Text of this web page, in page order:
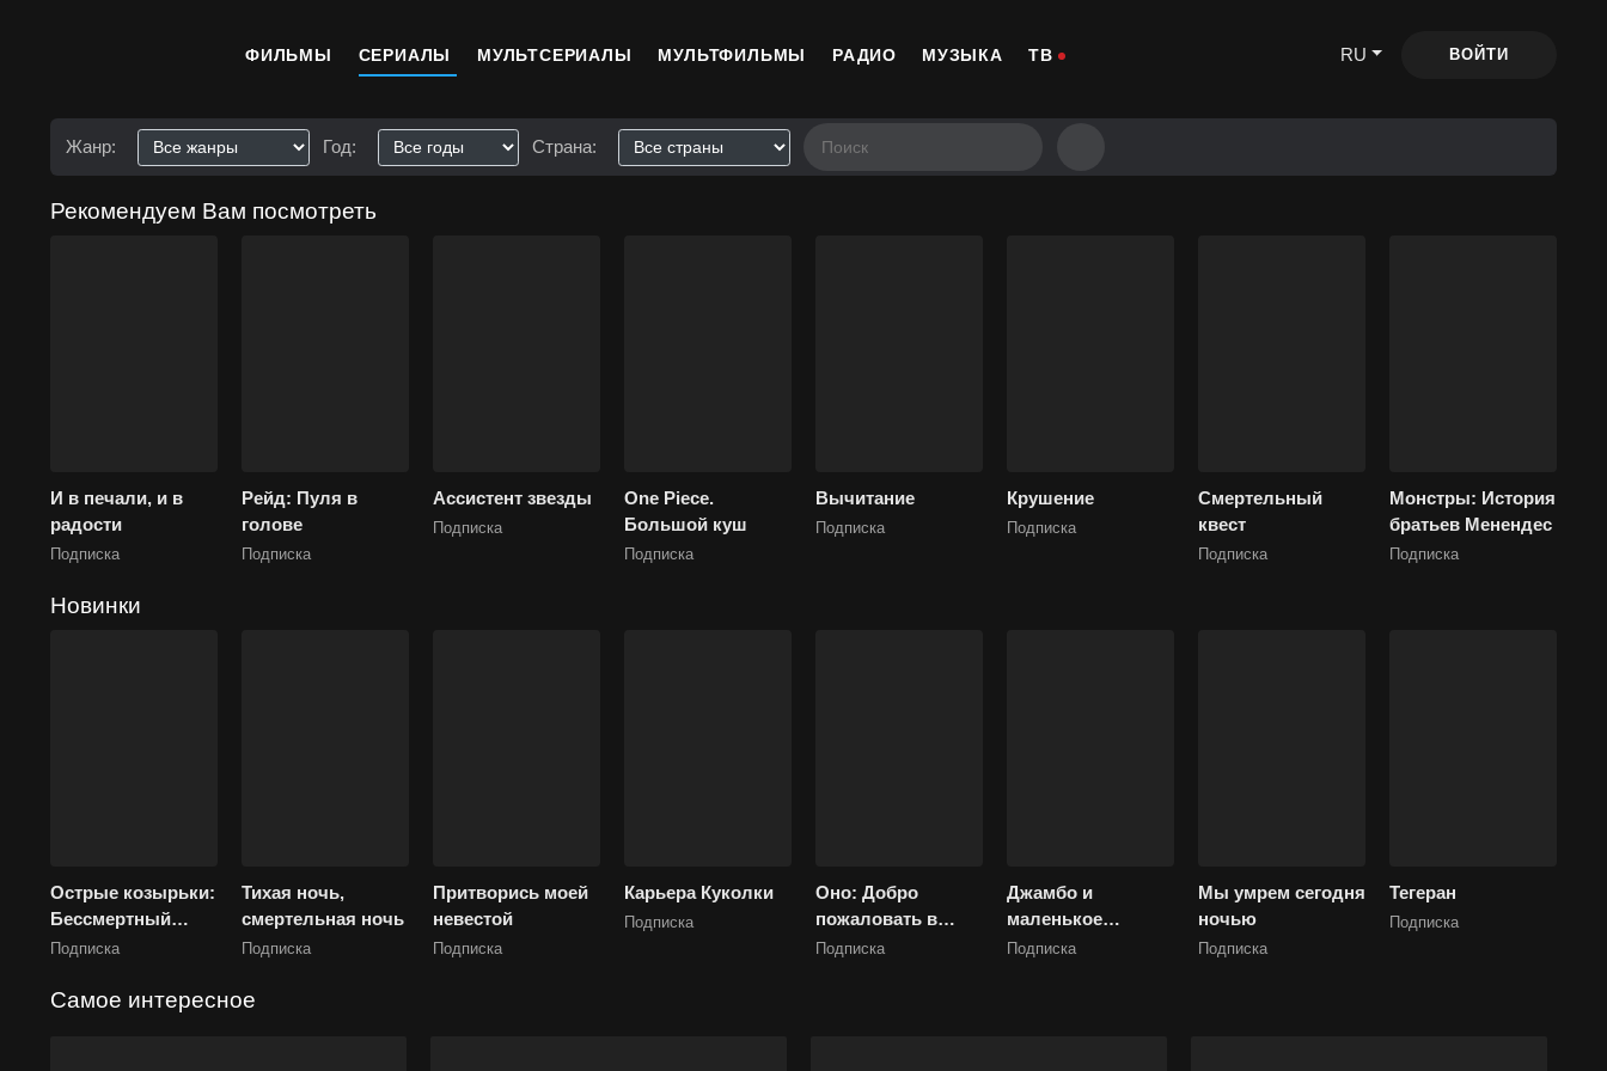
ФИЛЬМЫ СЕРИАЛЫ МУЛЬТСЕРИАЛЫ МУЛЬТФИЛЬМЫ РАДИО МУЗЫКА ТВ RU ВОЙТИ
Жанр: Год: Страна:
Рекомендуем Вам посмотреть
И в печали, и в
радости
Подписка
Рейд: Пуля в
голове
Подписка
Ассистент звезды
Подписка
One Piece.
Большой куш
Подписка
Вычитание
Подписка
Крушение
Подписка
Смертельный
квест
Подписка
Монстры: История
братьев Менендес
Подписка
Новинки
Острые козырьки:
Бессмертный
человек
Подписка
Тихая ночь,
смертельная ночь
Подписка
Притворись моей
невестой
Подписка
Карьера Куколки
Подписка
Оно: Добро
пожаловать в
Дерри
Подписка
Джамбо и
маленькое
привидение
Подписка
Мы умрем сегодня
ночью
Подписка
Тегеран
Подписка
Самое интересное